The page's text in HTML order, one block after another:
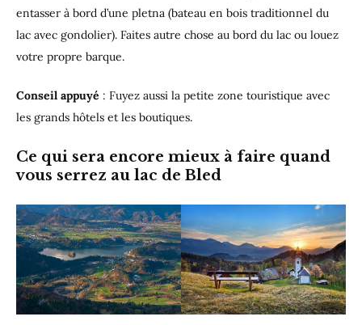
entasser à bord d’une pletna (bateau en bois traditionnel du
lac avec gondolier). Faites autre chose au bord du lac ou louez
votre propre barque.
Conseil appuyé : Fuyez aussi la petite zone touristique avec
les grands hôtels et les boutiques.
Ce qui sera encore mieux à faire quand
vous serrez au lac de Bled